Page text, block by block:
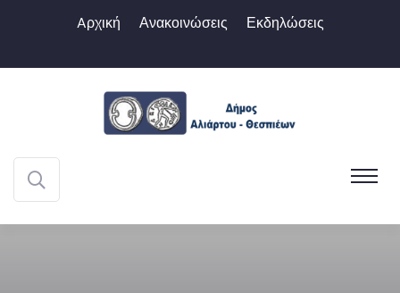
Aρχική Ανακοινώσεις Εκδηλώσεις